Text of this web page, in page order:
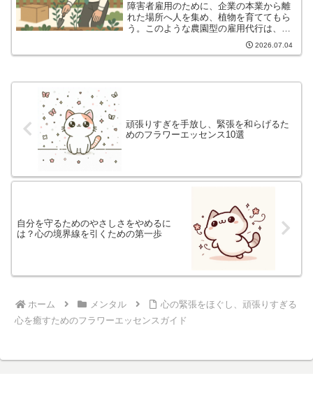
障害者雇用のために、企業の本業から離
れた場所へ人を集め、植物を育ててもら
う。このような農園型の雇用代行は、法
定雇用率を満たす手段として広がってき
ました。落ち着いた環境で働けること
2026.07.04
頑張りすぎを手放し、緊張を和らげるた
めのフラワーエッセンス10選
自分を守るためのやさしさをやめるに
は？心の境界線を引くための第一歩
ホーム メンタル
心の緊張をほぐし、頑張りすぎる
心を癒すためのフラワーエッセンスガイド